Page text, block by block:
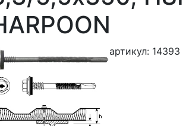
артикул: 14393